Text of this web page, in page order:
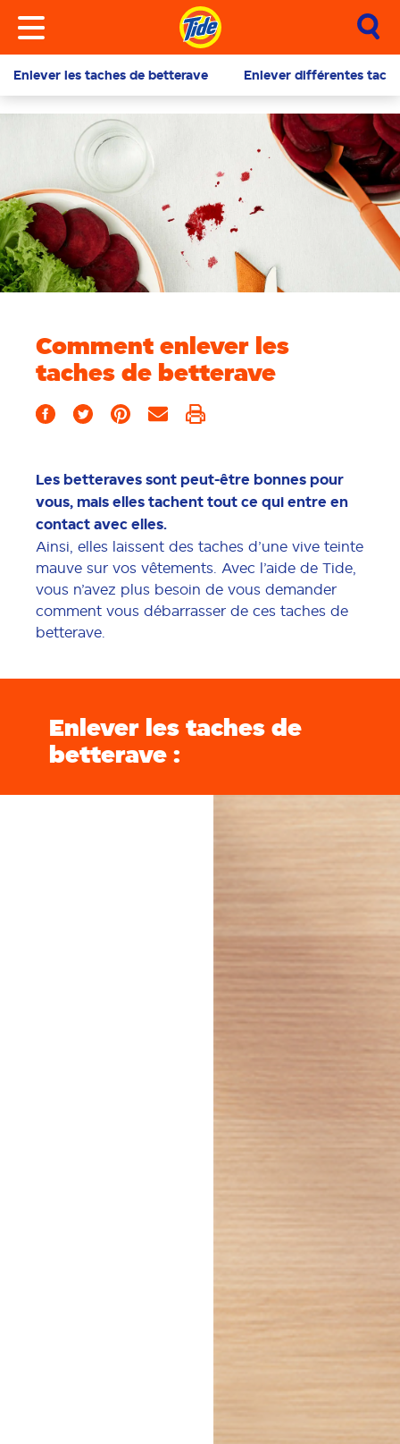
Enlever les taches de betterave Enlever différentes
Comment enlever les
taches de betterave
Les betteraves sont peut-être bonnes pour
vous, mais elles tachent tout ce qui entre en
contact avec elles.
Ainsi, elles laissent des taches d’une vive teinte
mauve sur vos vêtements. Avec l’aide de Tide,
vous n’avez plus besoin de vous demander
comment vous débarrasser de ces taches de
betterave.
Enlever les taches de
betterave :